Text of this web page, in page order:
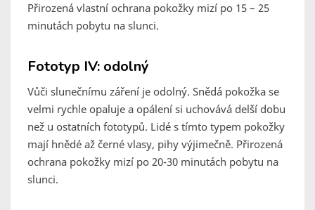
Přirozená vlastní ochrana pokožky mizí po 15 – 25
minutách pobytu na slunci.
Fototyp IV: odolný
Vůči slunečnímu záření je odolný. Snědá pokožka se
velmi rychle opaluje a opálení si uchovává delší dobu
než u ostatních fototypů. Lidé s tímto typem pokožky
mají hnědé až černé vlasy, pihy výjimečně. Přirozená
ochrana pokožky mizí po 20-30 minutách pobytu na
slunci.